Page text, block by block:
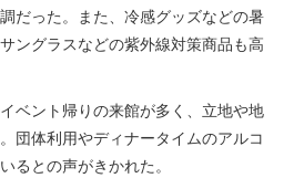
だった。また、冷感グッズなどの暑
ングラスなどの紫外線対策商品も高
イベント帰りの来館が多く、立地や地
団体利用やディナータイムのアルコ
るとの声がきかれた。